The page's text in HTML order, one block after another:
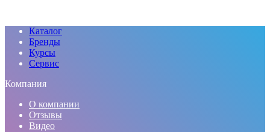
Каталог
Бренды
Курсы
Сервис
Компания
О компании
Отзывы
Видео